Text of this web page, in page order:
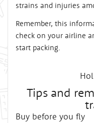
strains and injuries
Remember, this
check on your airline
start packing.
Tips and
Buy before you fly